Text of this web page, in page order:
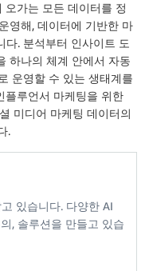
오가는 모든 데이터를 정
영해, 데이터에 기반한 마
. 분석부터 인사이트 도
하나의 체계 안에서 자동
운영할 수 있는 생태계를
플루언서 마케팅을 위한
미디어 마케팅 데이터의
.
있습니다. 다양한 AI
, 솔루션을 만들고 있습